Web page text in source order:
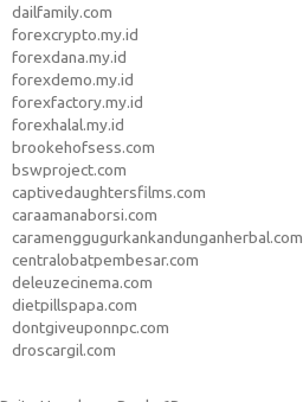
dailfamily.com
forexcrypto.my.id
forexdana.my.id
forexdemo.my.id
forexfactory.my.id
forexhalal.my.id
brookehofsess.com
bswproject.com
captivedaughtersfilms.com
caraamanaborsi.com
caramenggugurkankandunganherbal.com
centralobatpembesar.com
deleuzecinema.com
dietpillspapa.com
dontgiveuponnpc.com
droscargil.com